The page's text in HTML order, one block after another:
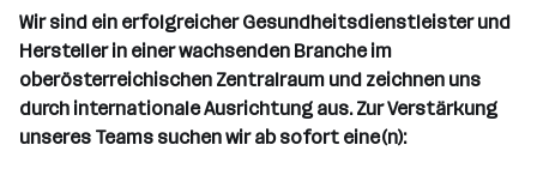
e
r
l
l
e
n
t
g
e
b
e
r
b
e
i
t
a
n
d
o
r
Wir sind ein erfolgreicher Gesundheitsdienstleister und
Hersteller in einer wachsenden Branche im
oberösterreichischen Zentralraum und zeichnen uns
durch internationale Ausrichtung aus. Zur Verstärkung
unseres Teams suchen wir ab sofort eine(n):